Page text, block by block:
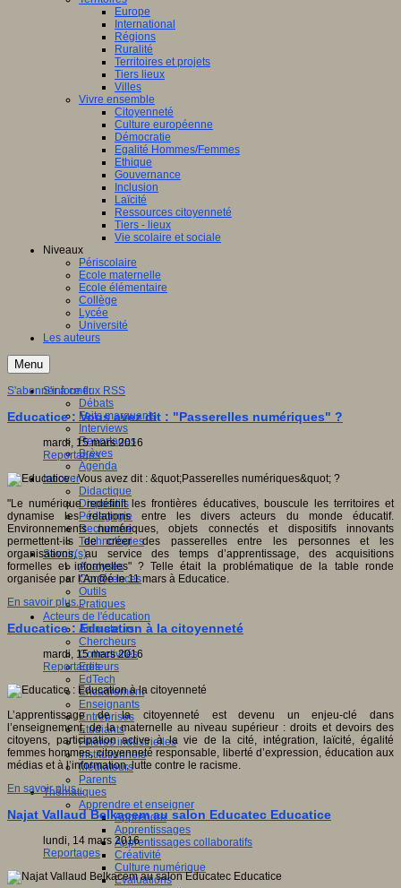
Europe
International
Régions
Ruralité
Territoires et projets
Tiers lieux
Villes
Vivre ensemble
Citoyenneté
Culture européenne
Démocratie
Egalité Hommes/Femmes
Ethique
Gouvernance
Inclusion
Laïcité
Ressources citoyenneté
Tiers - lieux
Vie scolaire et sociale
Niveaux
Périscolaire
Ecole maternelle
Ecole élémentaire
Collège
Lycée
Université
Les auteurs
Menu
S'informer
Débats
Faits marquants
Interviews
Reportages
Brèves
Agenda
Innover
Didactique
Dispositifs
Pédagogie
Recherche
Technologies
Savoir(s)
Analyses
Conférences
Outils
Pratiques
Acteurs de l'éducation
Animateurs
Chercheurs
Collectivités
Editeurs
EdTech
Encadrement
Enseignants
Entreprises
Etudiants
Filières industrielles
Institutionnels
Médiateurs
Parents
Thématiques
Apprendre et enseigner
Apprendre
Apprentissages
Apprentissages collaboratifs
Créativité
Culture numérique
Evaluations
S'abonner à ce flux RSS
Educatice : Vous avez dit : "Passerelles numériques" ?
mardi, 15 mars 2016
Reportages
"Le numérique redéfinit les frontières éducatives, bouscule les territoires et
dynamise les relations entre les divers acteurs du monde éducatif.
Environnements numériques, objets connectés et dispositifs innovants
permettent-ils de créer des passerelles entre les personnes et les
organisations, au service des temps d’apprentissage, des acquisitions
formelles et informelles" ? Telle était la problématique de la table ronde
organisée par l’An@é le 11 mars à Educatice.
En savoir plus...
Educatice : Education à la citoyenneté
mardi, 15 mars 2016
Reportages
L’apprentissage de la citoyenneté est devenu un enjeu-clé dans
l’enseignement, de la maternelle au niveau supérieur : droits et devoirs des
citoyens, participation active à la vie de la cité, intégration, laïcité, égalité
femmes hommes, citoyenneté responsable, liberté d’expression, éducation aux
médias et à l’information, lutte contre le racisme.
En savoir plus...
Najat Vallaud Belkacem au salon Educatec Educatice
lundi, 14 mars 2016
Reportages